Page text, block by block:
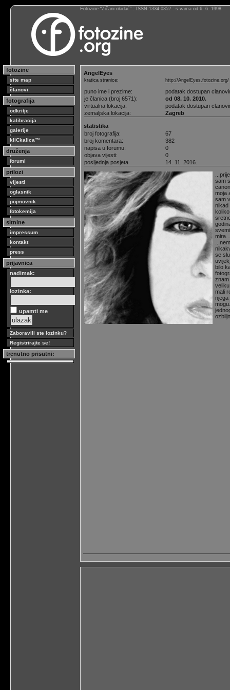
Fotozine “Žičani okidač” : ISSN 1334-0352 : s vama od 6. 6. 1998
fotozine
site map
članovi
fotografija
odkritje
kalibracija
galerije
kliCkalica™
druženja
forumi
prilozi
vijesti
oglasnik
pojmovnik
fotokemija
sitnine
impressum
kontakt
press
prijavnica
nadimak:
lozinka:
upamti me
Zaboravili ste lozinku?
Registrirajte se!
trenutno prisutni:
AngelEyes
kratica stranice: http://AngelEyes.fotozine.org/
puno ime i prezime:
podatak dostupan
je članica (broj 6571):
od 08. 10. 2010.
virtualna lokacija:
podatak dostupan
zemaljska lokacija:
Zagreb
statistika
broj fotografija:
67
broj komentara:
382
napisa u forumu:
0
objava vijesti:
0
posljednja posjeta
14. 11. 2016.
sam
moja
sam
nikad
se
bilo
znam
mali
njega